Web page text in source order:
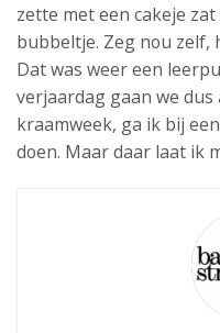
zette met een cakeje
bubbeltje. Zeg nou zelf,
Dat was weer een
verjaardag gaan we
kraamweek, ga ik bij
doen. Maar daar laat ik